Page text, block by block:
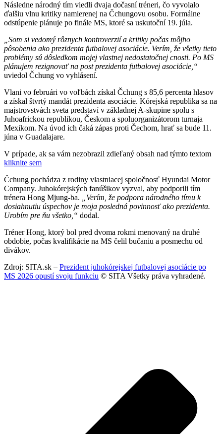
Následne národný tím viedli dvaja dočasní tréneri, čo vyvolalo
ďalšiu vlnu kritiky namierenej na Čchungovu osobu. Formálne
odstúpenie plánuje po finále MS, ktoré sa uskutoční 19. júla.
„Som si vedomý rôznych kontroverzií a kritiky počas môjho
pôsobenia ako prezidenta futbalovej asociácie. Verím, že všetky tieto
problémy sú dôsledkom mojej vlastnej nedostatočnej cnosti. Po MS
plánujem rezignovať na post prezidenta futbalovej asociácie,“
uviedol Čchung vo vyhlásení.
Vlani vo februári vo voľbách získal Čchung s 85,6 percenta hlasov
a získal štvrtý mandát prezidenta asociácie. Kórejská republika sa na
majstrovstvách sveta predstaví v základnej A-skupine spolu s
Juhoafrickou republikou, Českom a spoluorganizátorom turnaja
Mexikom. Na úvod ich čaká zápas proti Čechom, hrať sa bude 11.
júna v Guadalajare.
V prípade, ak sa vám nezobrazil zdieľaný obsah nad týmto textom
kliknite sem
Čchung pochádza z rodiny vlastniacej spoločnosť Hyundai Motor
Company. Juhokórejských fanúšikov vyzval, aby podporili tím
trénera Hong Mjung-ba.
„Verím, že podpora národného tímu k
dosiahnutiu úspechov je moja posledná povinnosť ako prezidenta.
Urobím pre ňu všetko,“ dodal.
Tréner Hong, ktorý bol pred dvoma rokmi menovaný na druhé
obdobie, počas kvalifikácie na MS čelil bučaniu a posmechu od
divákov.
Zdroj: SITA.sk – Prezident juhokórejskej futbalovej asociácie po
MS 2026 opustí svoju funkciu © SITA Všetky práva vyhradené.